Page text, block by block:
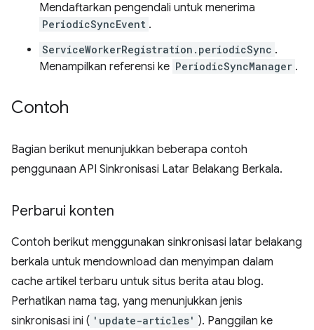
Mendaftarkan pengendali untuk menerima
PeriodicSyncEvent .
ServiceWorkerRegistration.periodicSync .
Menampilkan referensi ke PeriodicSyncManager .
Contoh
Bagian berikut menunjukkan beberapa contoh
penggunaan API Sinkronisasi Latar Belakang Berkala.
Perbarui konten
Contoh berikut menggunakan sinkronisasi latar belakang
berkala untuk mendownload dan menyimpan dalam
cache artikel terbaru untuk situs berita atau blog.
Perhatikan nama tag, yang menunjukkan jenis
sinkronisasi ini ( 'update-articles' ). Panggilan ke